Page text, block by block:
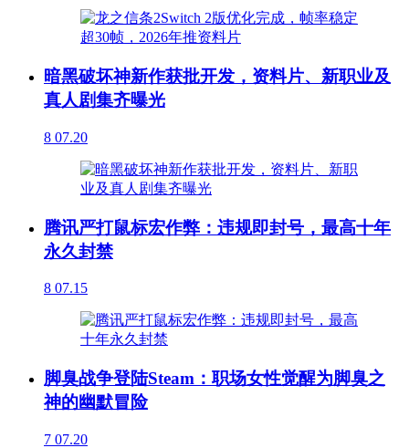
暗黑破坏神新作获批开发，资料片、新职业及
真人剧集齐曝光
8 07.20
腾讯严打鼠标宏作弊：违规即封号，最高十年
永久封禁
8 07.15
脚臭战争登陆Steam：职场女性觉醒为脚臭之
神的幽默冒险
7 07.20